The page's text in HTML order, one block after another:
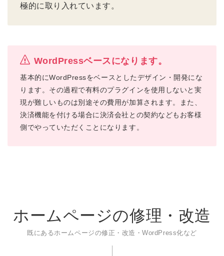
極的に取り入れています。
WordPressベースになります。
基本的にWordPressをベースとしたデザイン・開発にな
ります。その過程で有料のプラグインを使用しないと実
現が難しいものは別途その費用が加算されます。また、
決済機能を付ける場合に決済会社との契約などもお客様
側でやっていただくことになります。
ホームページの修理・改造
既にあるホームページの修正・改造・WordPress化など